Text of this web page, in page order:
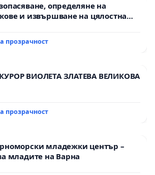
определяне на
и извършване на цялостна
на републиканския път между
проход
прозрачност
ВИОЛЕТА ЗЛАТЕВА ВЕЛИКОВА
прозрачност
младежки център –
младите на Варна